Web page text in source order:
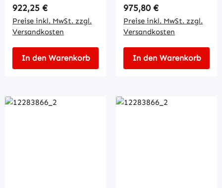
Regulärer Preis:
922,25 €
Preise inkl. MwSt. zzgl.
Versandkosten
In den Warenkorb
Regulärer Preis:
975,80 €
Preise inkl. MwSt. zzgl.
Versandkosten
In den Warenkorb